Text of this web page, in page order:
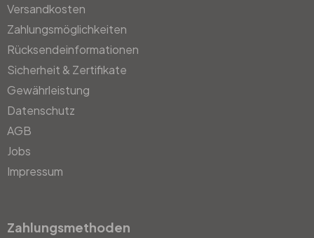
Versandkosten
Zahlungsmöglichkeiten
Rücksendeinformationen
Sicherheit & Zertifikate
Gewährleistung
Datenschutz
AGB
Jobs
Impressum
Zahlungsmethoden